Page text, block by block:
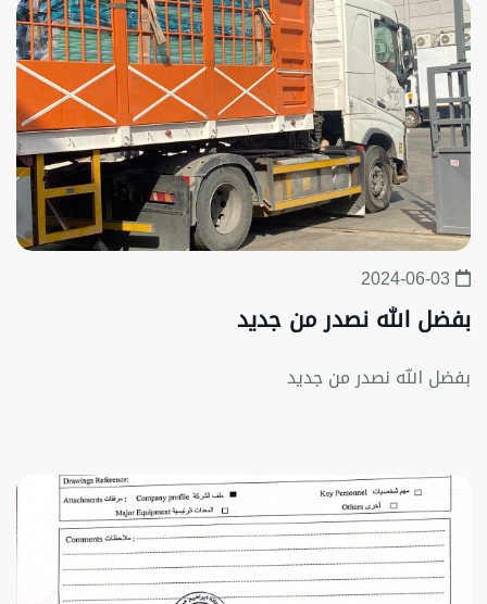
2024-06-03
بفضل الله نصدر من جديد
بفضل الله نصدر من جديد